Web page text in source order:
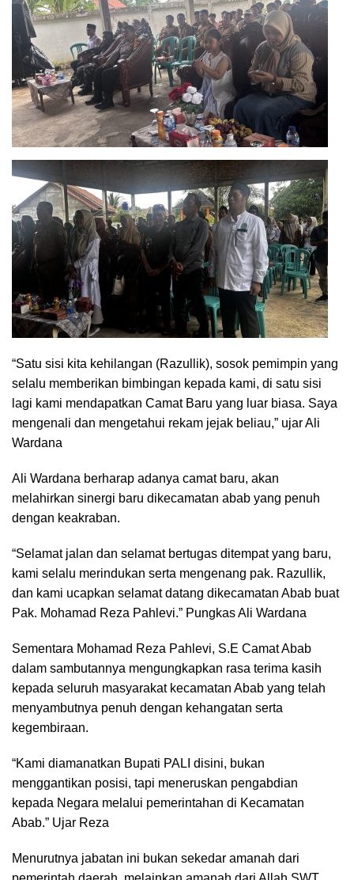
“Satu sisi kita kehilangan (Razullik), sosok pemimpin yang
selalu memberikan bimbingan kepada kami, di satu sisi
lagi kami mendapatkan Camat Baru yang luar biasa. Saya
mengenali dan mengetahui rekam jejak beliau,” ujar Ali
Wardana
Ali Wardana berharap adanya camat baru, akan
melahirkan sinergi baru dikecamatan abab yang penuh
dengan keakraban.
“Selamat jalan dan selamat bertugas ditempat yang baru,
kami selalu merindukan serta mengenang pak. Razullik,
dan kami ucapkan selamat datang dikecamatan Abab buat
Pak. Mohamad Reza Pahlevi.” Pungkas Ali Wardana
Sementara Mohamad Reza Pahlevi, S.E Camat Abab
dalam sambutannya mengungkapkan rasa terima kasih
kepada seluruh masyarakat kecamatan Abab yang telah
menyambutnya penuh dengan kehangatan serta
kegembiraan.
“Kami diamanatkan Bupati PALI disini, bukan
menggantikan posisi, tapi meneruskan pengabdian
kepada Negara melalui pemerintahan di Kecamatan
Abab.” Ujar Reza
Menurutnya jabatan ini bukan sekedar amanah dari